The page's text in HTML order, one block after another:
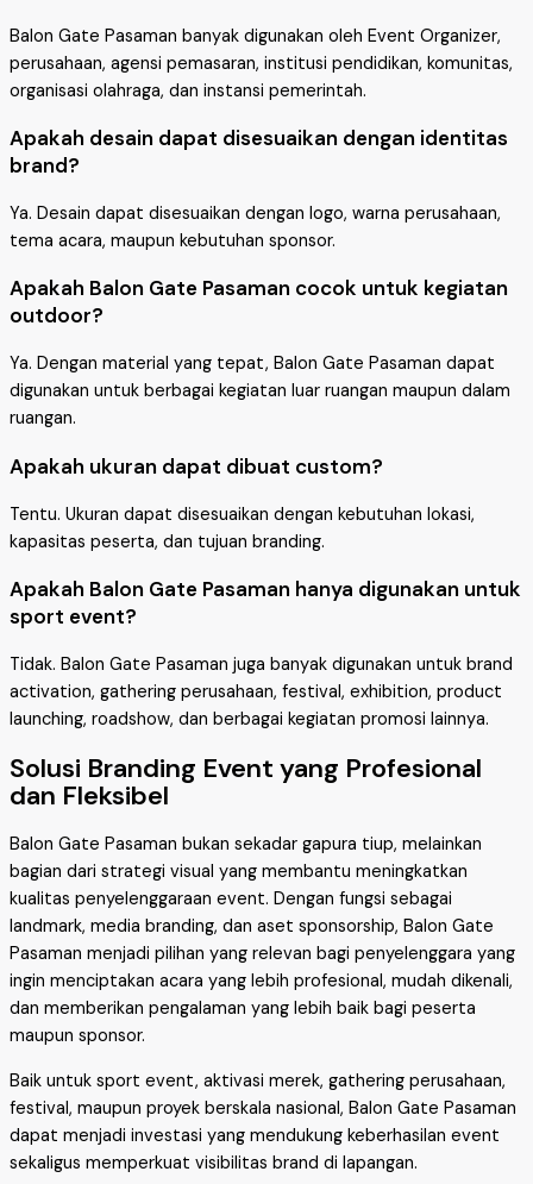
Balon Gate Pasaman banyak digunakan oleh Event Organizer,
perusahaan, agensi pemasaran, institusi pendidikan, komunitas,
organisasi olahraga, dan instansi pemerintah.
Apakah desain dapat disesuaikan dengan identitas
brand?
Ya. Desain dapat disesuaikan dengan logo, warna perusahaan,
tema acara, maupun kebutuhan sponsor.
Apakah Balon Gate Pasaman cocok untuk kegiatan
outdoor?
Ya. Dengan material yang tepat, Balon Gate Pasaman dapat
digunakan untuk berbagai kegiatan luar ruangan maupun dalam
ruangan.
Apakah ukuran dapat dibuat custom?
Tentu. Ukuran dapat disesuaikan dengan kebutuhan lokasi,
kapasitas peserta, dan tujuan branding.
Apakah Balon Gate Pasaman hanya digunakan untuk
sport event?
Tidak. Balon Gate Pasaman juga banyak digunakan untuk brand
activation, gathering perusahaan, festival, exhibition, product
launching, roadshow, dan berbagai kegiatan promosi lainnya.
Solusi Branding Event yang Profesional
dan Fleksibel
Balon Gate Pasaman bukan sekadar gapura tiup, melainkan
bagian dari strategi visual yang membantu meningkatkan
kualitas penyelenggaraan event. Dengan fungsi sebagai
landmark, media branding, dan aset sponsorship, Balon Gate
Pasaman menjadi pilihan yang relevan bagi penyelenggara yang
ingin menciptakan acara yang lebih profesional, mudah dikenali,
dan memberikan pengalaman yang lebih baik bagi peserta
maupun sponsor.
Baik untuk sport event, aktivasi merek, gathering perusahaan,
festival, maupun proyek berskala nasional, Balon Gate Pasaman
dapat menjadi investasi yang mendukung keberhasilan event
sekaligus memperkuat visibilitas brand di lapangan.